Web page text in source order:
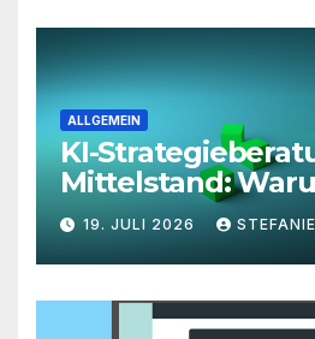
ALLGEMEIN
KI-
Mittelstand:
richtige Zeitpunkt
Roadmap ist
19. JULI 2026 STEFANIE